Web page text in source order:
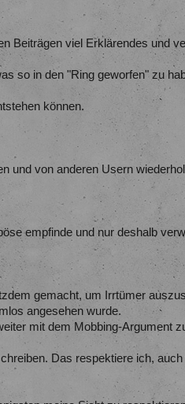
Beiträgen viel Erklärendes und
so in den "Ring geworfen" zu
können.
und von anderen Usern
empfinde und nur deshalb
gemacht, um Irrtümer
angesehen wurde.
mit dem Mobbing-Argument
Das respektiere ich,